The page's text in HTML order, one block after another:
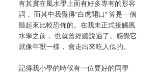
有其實在風水學上面有好多專有的形容
詞， 而其中我覺得”白虎開口” 算是一個
聽起來比較恐佈的。在我未正式接觸風
水學之前， 也就曾經聽說過了。感覺它
就像年獸一樣， 會走出來吃人似的。
記得我小學的時候有一位要好的同學